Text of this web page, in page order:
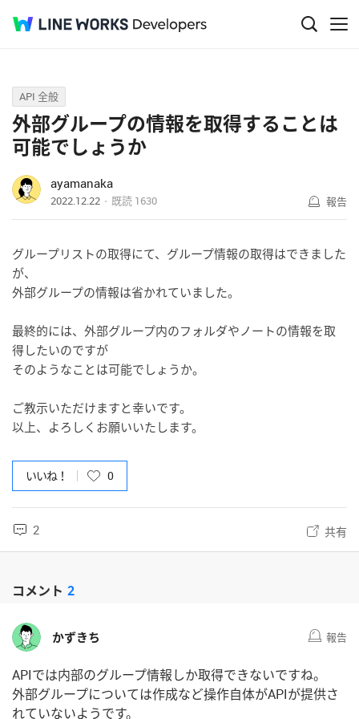
Q&A
API 全般
外部グループの情報を取得することは
可能でしょうか
ayamanaka
2022.12.22 既読 1630 報告
グループリストの取得にて、グループ情報の取得はできました
が、
外部グループの情報は省かれていました。
最終的には、外部グループ内のフォルダやノートの情報を取
得したいのですが
そのようなことは可能でしょうか。
ご教示いただけますと幸いです。
以上、よろしくお願いいたします。
いいね！ 0
2 共有
コメント 2
かずきち 報告
APIでは内部のグループ情報しか取得できないですね。
外部グループについては作成など操作自体がAPIが提供さ
れていないようです。